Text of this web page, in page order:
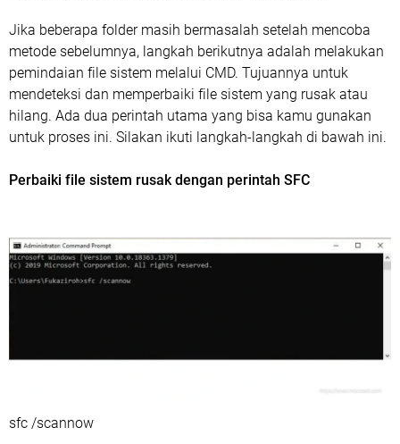
Jika beberapa folder masih bermasalah setelah mencoba
metode sebelumnya, langkah berikutnya adalah melakukan
pemindaian file sistem melalui CMD. Tujuannya untuk
mendeteksi dan memperbaiki file sistem yang rusak atau
hilang. Ada dua perintah utama yang bisa kamu gunakan
untuk proses ini. Silakan ikuti langkah-langkah di bawah ini.
Perbaiki file sistem rusak dengan perintah SFC
sfc /scannow